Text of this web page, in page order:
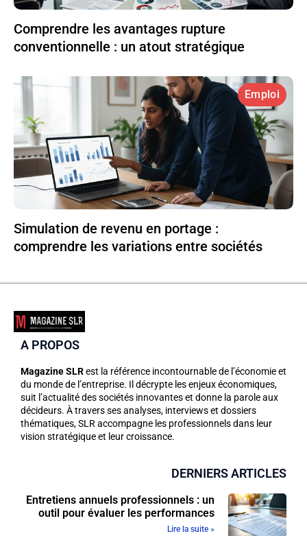
Comprendre les avantages rupture
conventionnelle : un atout stratégique
Emploi
Simulation de revenu en portage :
comprendre les variations entre sociétés
A PROPOS
Magazine SLRest la référence incontournable de l’économie et
du monde de l’entreprise. Il décrypte les enjeux économiques,
suit l’actualité des sociétés innovantes et donne la parole aux
décideurs. À travers ses analyses, interviews et dossiers
thématiques, SLR accompagne les professionnels dans leur
vision stratégique et leur croissance.
DERNIERS ARTICLES
Entretiens annuels professionnels : un
outil pour évaluer les performances
Lire la suite »